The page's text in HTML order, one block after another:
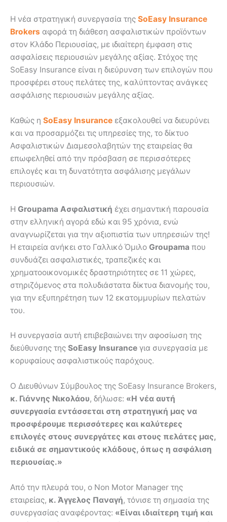
Η νέα στρατηγική συνεργασία της SoEasy Insurance
Brokers αφορά τη διάθεση ασφαλιστικών προϊόντων
στον Κλάδο Περιουσίας, με ιδιαίτερη έμφαση στις
ασφαλίσεις περιουσιών μεγάλης αξίας. Στόχος της
SoEasy Insurance είναι η διεύρυνση των επιλογών που
προσφέρει στους πελάτες της, καλύπτοντας ανάγκες
ασφάλισης περιουσιών μεγάλης αξίας.
Καθώς η SoEasy Insurance εξακολουθεί να διευρύνει
και να προσαρμόζει τις υπηρεσίες της, το δίκτυο
Ασφαλιστικών Διαμεσολαβητών της εταιρείας θα
επωφεληθεί από την πρόσβαση σε περισσότερες
επιλογές και τη δυνατότητα ασφάλισης μεγάλων
περιουσιών.
Η Groupama Ασφαλιστική έχει σημαντική παρουσία
στην ελληνική αγορά εδώ και 95 χρόνια, ενώ
αναγνωρίζεται για την αξιοπιστία των υπηρεσιών της!
Η εταιρεία ανήκει στο Γαλλικό Όμιλο Groupama που
συνδυάζει ασφαλιστικές, τραπεζικές και
χρηματοοικονομικές δραστηριότητες σε 11 χώρες,
στηριζόμενος στα πολυδιάστατα δίκτυα διανομής του,
για την εξυπηρέτηση των 12 εκατομμυρίων πελατών
του.
Η συνεργασία αυτή επιβεβαιώνει την αφοσίωση της
διεύθυνσης της SoEasy Insurance για συνεργασία με
κορυφαίους ασφαλιστικούς παρόχους.
Ο Διευθύνων Σύμβουλος της SoEasy Insurance Brokers,
κ. Γιάννης Νικολάου, δήλωσε: «Η νέα αυτή
συνεργασία εντάσσεται στη στρατηγική μας να
προσφέρουμε περισσότερες και καλύτερες
επιλογές στους συνεργάτες και στους πελάτες μας,
ειδικά σε σημαντικούς κλάδους, όπως η ασφάλιση
περιουσίας.»
Από την πλευρά του, ο Non Motor Manager της
εταιρείας, κ. Άγγελος Παναγή, τόνισε τη σημασία της
συνεργασίας αναφέροντας: «Είναι ιδιαίτερη τιμή και